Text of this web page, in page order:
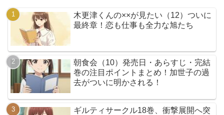
木更津くんの××が見たい（12）ついに
最終章！恋も仕事も全力な旭たち
朝食会（10）発売日・あらすじ・完結
巻の注目ポイントまとめ！加世子の過
去がついに明かされる！
ギルティサークル18巻、衝撃展開へ突